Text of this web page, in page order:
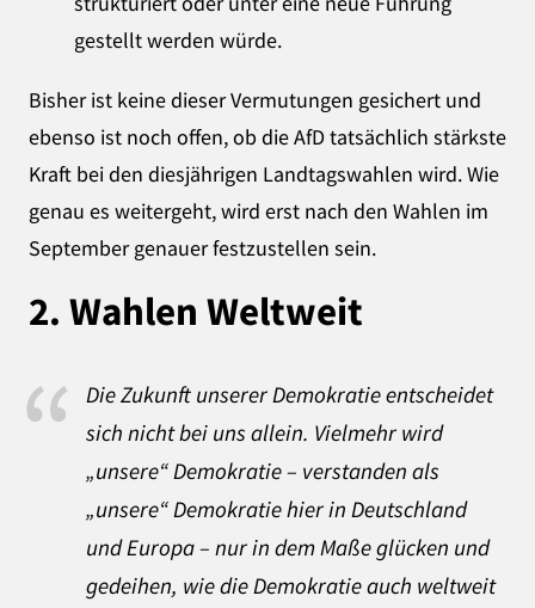
gestellt werden würde.
Bisher ist keine dieser Vermutungen gesichert und
ebenso ist noch offen, ob die AfD tatsächlich stärkste
Kraft bei den diesjährigen Landtagswahlen wird. Wie
genau es weitergeht, wird erst nach den Wahlen im
September genauer festzustellen sein.
2. Wahlen Weltweit
Die Zukunft unserer Demokratie entscheidet
sich nicht bei uns allein. Vielmehr wird
„unsere“ Demokratie – verstanden als
„unsere“ Demokratie hier in Deutschland
und Europa – nur in dem Maße glücken und
gedeihen, wie die Demokratie auch weltweit